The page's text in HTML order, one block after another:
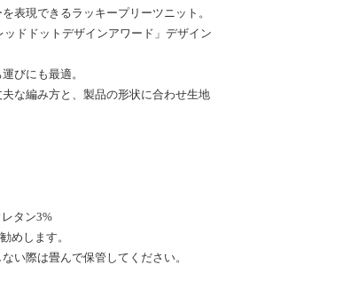
表現できるラッキープリーツニット。
ッドドットデザインアワード」デザイン
びにも最適。
な編み方と、製品の形状に合わせ生地
タン3%
めします。
い際は畳んで保管してください。